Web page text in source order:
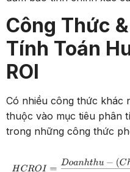
Công Thức
Tính Toán
ROI
Có nhiều công thức khác
thuộc vào mục tiêu phân
trong những công thức